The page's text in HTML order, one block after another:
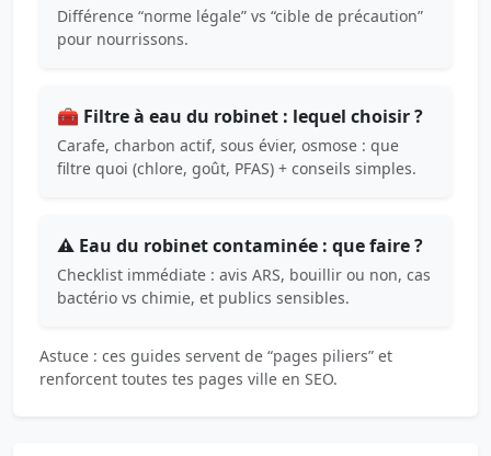
Différence “norme légale” vs “cible de précaution”
pour nourrissons.
🧰 Filtre à eau du robinet : lequel choisir ?
Carafe, charbon actif, sous évier, osmose : que
filtre quoi (chlore, goût, PFAS) + conseils simples.
⚠️ Eau du robinet contaminée : que faire ?
Checklist immédiate : avis ARS, bouillir ou non, cas
bactério vs chimie, et publics sensibles.
Astuce : ces guides servent de “pages piliers” et
renforcent toutes tes pages ville en SEO.